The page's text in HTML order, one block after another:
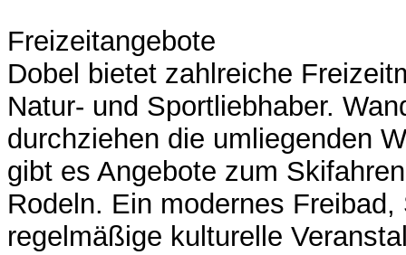
Freizeitangebote
Dobel bietet zahlreiche
Natur- und Sportliebhaber.
durchziehen die umliegenden
gibt es Angebote zum
Rodeln. Ein modernes
regelmäßige kulturelle